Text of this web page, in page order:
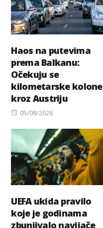
Haos na putevima
prema Balkanu:
Očekuju se
kilometarske kolone
kroz Austriju
Posted
05/08/2026
UEFA ukida pravilo
koje je godinama
zbunjivalo navijače